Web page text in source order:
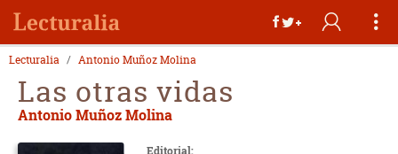
Lecturalia Antonio Muñoz Molina
Las otras vidas
Antonio Muñoz Molina
Editorial: